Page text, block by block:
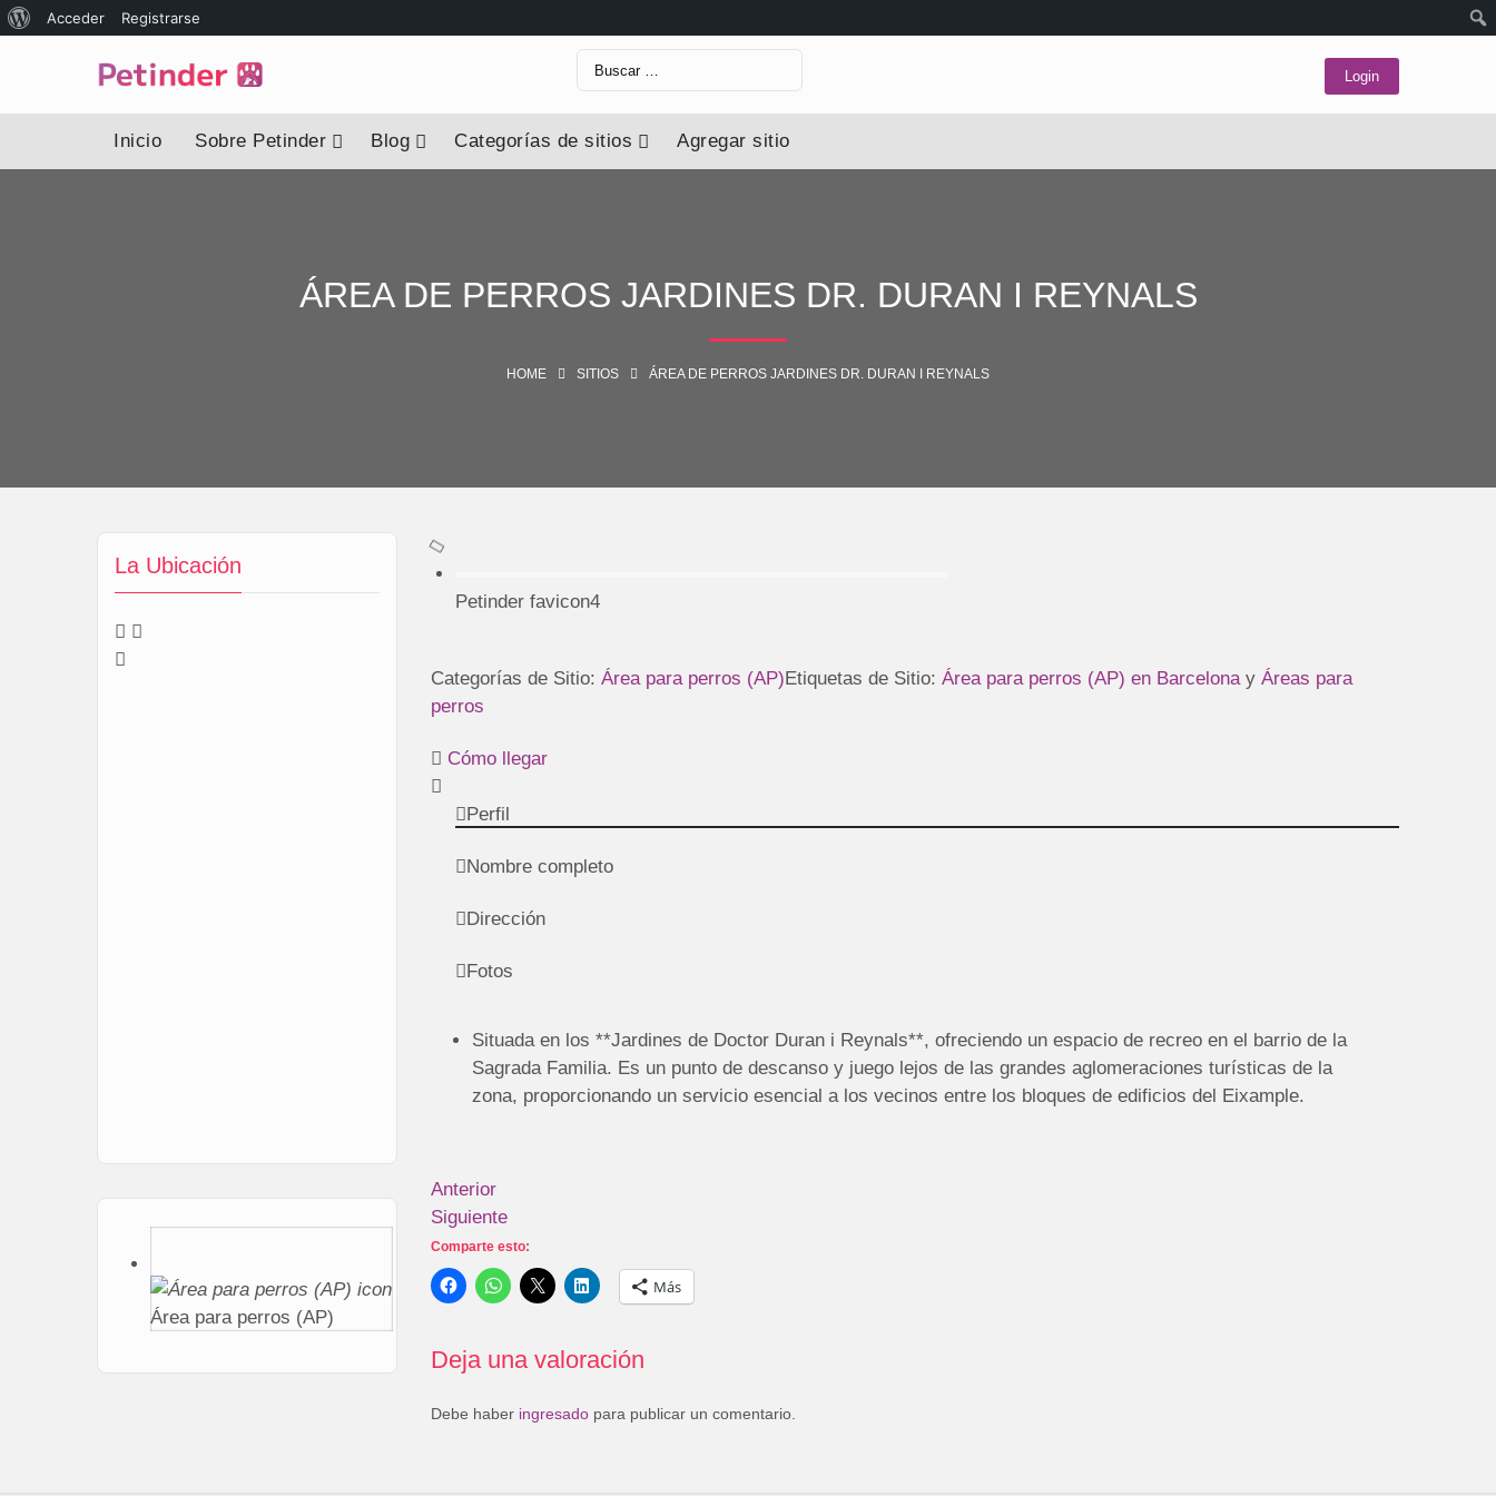
Acceder Registrarse
Login
Inicio Sobre Petinder Blog Categorías de sitios Agregar sitio
ÁREA DE PERROS JARDINES DR. DURAN I REYNALS
HOME SITIOS ÁREA DE PERROS JARDINES DR. DURAN I REYNALS
La Ubicación
Área para perros (AP)
Petinder favicon4
Categorías de Sitio: Área para perros (AP)Etiquetas de Sitio: Área para perros (AP) en Barcelonay Áreas para
perros
Cómo llegar
Perfil
Nombre completo
Dirección
Fotos
Situada en los **Jardines de Doctor Duran i Reynals**, ofreciendo un espacio de recreo en el barrio de la
Sagrada Familia. Es un punto de descanso y juego lejos de las grandes aglomeraciones turísticas de la
zona, proporcionando un servicio esencial a los vecinos entre los bloques de edificios del Eixample.
Anterior
Siguiente
Comparte esto:
Más
Deja una valoración
Debe haber ingresado para publicar un comentario.